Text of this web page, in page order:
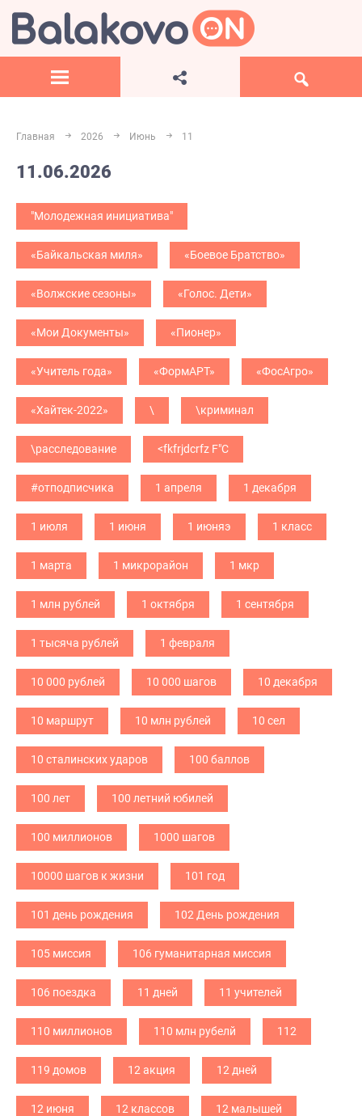
Главная 2026 Июнь 11
11.06.2026
"Молодежная инициатива"
«Байкальская миля» «Боевое Братство»
«Волжские сезоны» «Голос. Дети»
«Мои Документы» «Пионер»
«Учитель года» «ФормАРТ» «ФосАгро»
«Хайтек-2022» \ \криминал
\расследование <fkfrjdcrfz F"C
#отподписчика 1 апреля 1 декабря
1 июля 1 июня 1 июняэ 1 класс
1 марта 1 микрорайон 1 мкр
1 млн рублей 1 октября 1 сентября
1 тысяча рублей 1 февраля
10 000 рублей 10 000 шагов 10 декабря
10 маршрут 10 млн рублей 10 сел
10 сталинских ударов 100 баллов
100 лет 100 летний юбилей
100 миллионов 1000 шагов
10000 шагов к жизни 101 год
101 день рождения 102 День рождения
105 миссия 106 гуманитарная миссия
106 поездка 11 дней 11 учителей
110 миллионов 110 млн рубелй 112
119 домов 12 акция 12 дней
12 июня 12 классов 12 малышей